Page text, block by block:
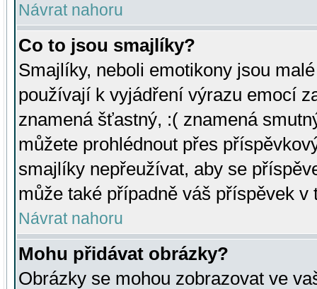
Návrat nahoru
Co to jsou smajlíky?
Smajlíky, neboli emotikony jsou
používají k vyjádření výrazu emocí
znamená šťastný, :( znamená
můžete prohlédnout přes
smajlíky nepřeužívat, aby se
může také případně váš příspěvek v
Návrat nahoru
Mohu přidávat obrázky?
Obrázky se mohou zobrazovat ve